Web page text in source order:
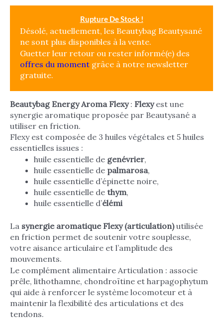
Rupture De Stock !
Désolé, actuellement, les Beautybag Beautysané
ne sont plus disponibles à la vente.
Guetter leur retour ou rester informé(e) des
offres du moment grâce à notre newsletter
gratuite.
Beautybag Energy Aroma Flexy: Flexyest une
synergie aromatique proposée par Beautysané a
utiliser en friction.
Flexy est composée de 3 huiles végétales et 5 huiles
essentielles issues :
huile essentielle de genévrier,
huile essentielle de palmarosa,
huile essentielle d’épinette noire,
huile essentielle de thym,
huile essentielle d’élémi
La synergie aromatique Flexy (articulation)utilisée
en friction permet de soutenir votre souplesse,
votre aisance articulaire et l’amplitude des
mouvements.
Le complément alimentaire Articulation : associe
prêle, lithothamne, chondroïtine et harpagophytum
qui aide à renforcer le système locomoteur et à
maintenir la flexibilité des articulations et des
tendons.